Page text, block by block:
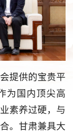
提供的宝贵平
为国内顶尖高
素养过硬，与
。甘肃兼具大